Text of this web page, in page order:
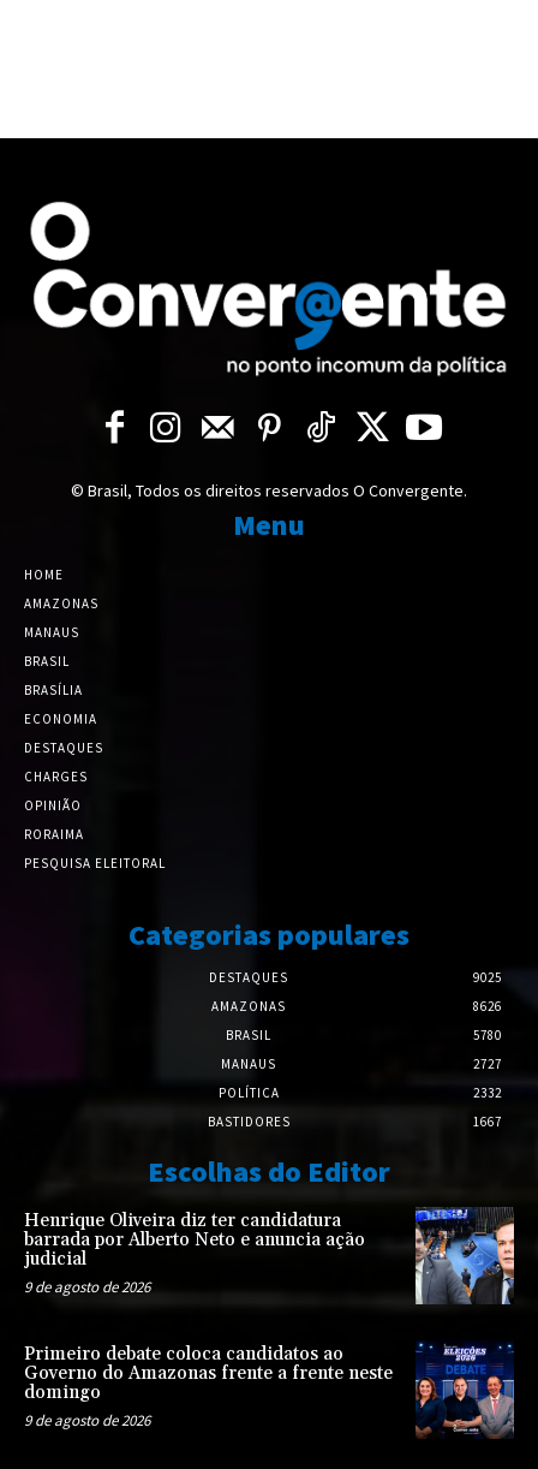
© Brasil, Todos os direitos reservados O Convergente.
Menu
HOME
AMAZONAS
MANAUS
BRASIL
BRASÍLIA
ECONOMIA
DESTAQUES
CHARGES
OPINIÃO
RORAIMA
PESQUISA ELEITORAL
Categorias populares
DESTAQUES
9025
AMAZONAS
8626
BRASIL
5780
MANAUS
2727
POLÍTICA
2332
BASTIDORES
1667
Escolhas do Editor
Henrique Oliveira diz ter candidatura
barrada por Alberto Neto e anuncia ação
judicial
9 de agosto de 2026
Primeiro debate coloca candidatos ao
Governo do Amazonas frente a frente neste
domingo
9 de agosto de 2026